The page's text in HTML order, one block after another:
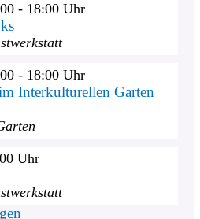
- 18:00 Uhr
- 18:00 Uhr
Interkulturellen Garten
Uhr